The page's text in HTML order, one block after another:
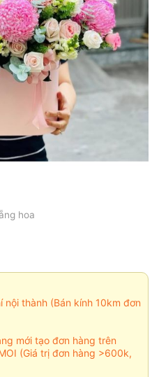
hoa
nội thành (Bán kính 10km đơn
mới tạo đơn hàng trên
(Giá trị đơn hàng >600k,